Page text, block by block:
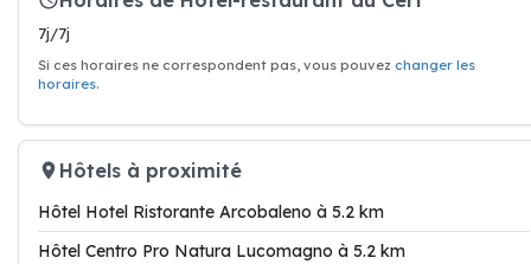
7j/7j
Si ces horaires ne correspondent pas, vous pouvez changer les
horaires.
Hôtels à proximité
Hôtel Hotel Ristorante Arcobaleno à 5.2 km
Hôtel Centro Pro Natura Lucomagno à 5.2 km